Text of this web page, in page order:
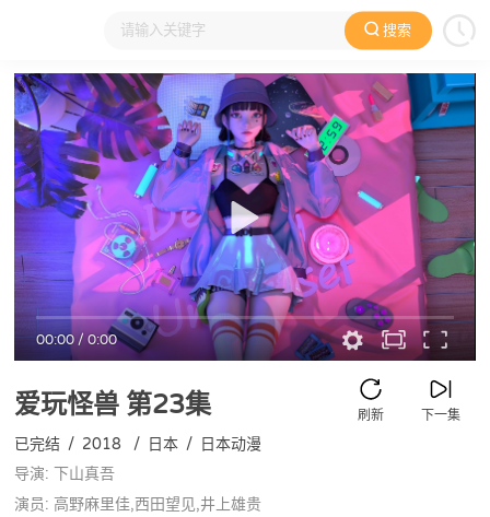
搜索
大家在看 日本动漫 国产动漫 欧美动漫 动漫电影
00:00/0:00
爱玩怪兽 第23集 下一集
刷新
已完结 / 2018 / 日本 / 日本动漫
导演: 下山真吾
演员: 高野麻里佳,西田望见,井上雄贵